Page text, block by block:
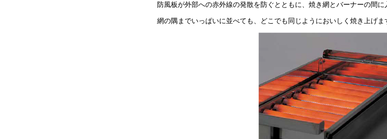
防風板が外部への赤外線の発散を防ぐとともに、焼き網とバーナーの間
網の隅までいっぱいに並べても、どこでも同じようにおいしく焼き上げま